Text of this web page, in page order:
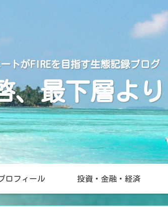
トがFIREを目指す生態記録ブログ
、最下層より
ロフィール 投資・金融・経済